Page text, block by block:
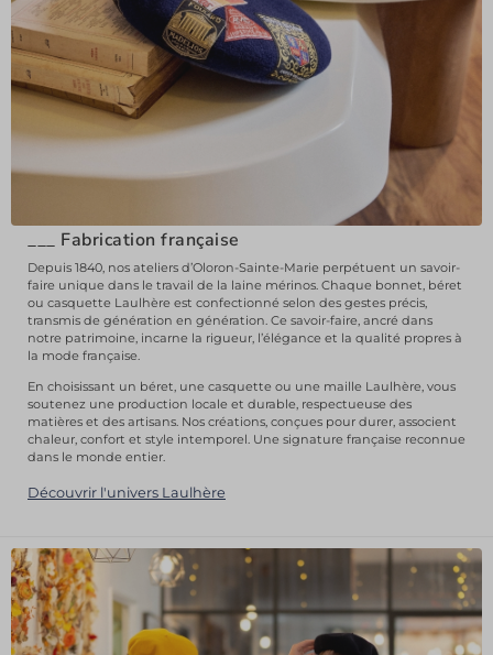
___ Fabrication française
Depuis 1840, nos ateliers d’Oloron-Sainte-Marie perpétuent un savoir-
faire unique dans le travail de la laine mérinos. Chaque bonnet, béret
ou casquette Laulhère est confectionné selon des gestes précis,
transmis de génération en génération. Ce savoir-faire, ancré dans
notre patrimoine, incarne la rigueur, l’élégance et la qualité propres à
la mode française.
En choisissant un béret, une casquette ou une maille Laulhère, vous
soutenez une production locale et durable, respectueuse des
matières et des artisans. Nos créations, conçues pour durer, associent
chaleur, confort et style intemporel. Une signature française reconnue
dans le monde entier.
Découvrir l'univers Laulhère